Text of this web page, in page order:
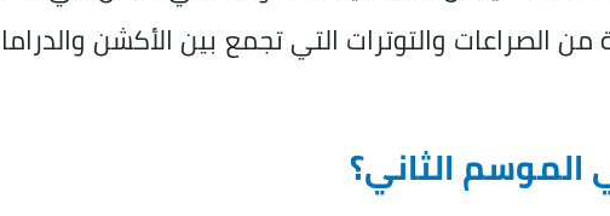
من الصراعات والتوترات التي تجمع بين الأكشن والدراما
الموسم الثاني؟